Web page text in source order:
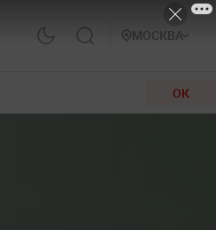
МОСКВА
ОК